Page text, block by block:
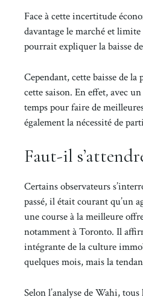
Face à cette incertitude
davantage le marché et
pourrait expliquer la baisse
Cependant, cette baisse de
cette saison. En effet, avec
temps pour faire de
également la nécessité de
Faut-il
Certains observateurs
passé, il était courant qu’un
une course à la meilleure
notamment à Toronto. Il
intégrante de la culture
quelques mois, mais la
Selon l’analyse de Wahi,